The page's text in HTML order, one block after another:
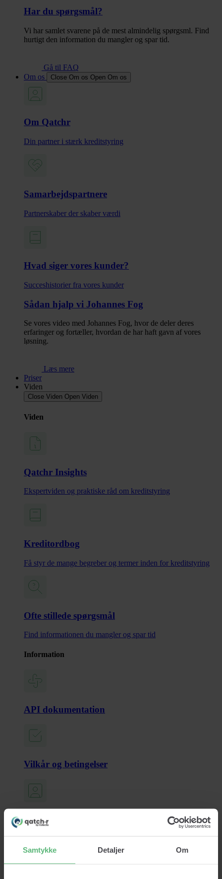
Samtykke Detaljer Om
Har du spørgsmål?
Vi har samlet svarene på de mest almindelig spørgsml. Find
hurtigt den information du mangler og spar tid.
Gå til FAQ
Om os
Close Om os Open Om os
Om Qatchr
Din partner i stærk kreditstyring
Samarbejdspartnere
Partnerskaber der skaber værdi
Hvad siger vores kunder?
Succes­historier fra vores kunder
Sådan hjalp vi Johannes Fog
Se vores video med Johannes Fog, hvor de deler deres
erfaringer og fortæller, hvordan de har haft gavn af vores
løsning.
Læs mere
Priser
Viden
Close Viden Open Viden
Viden
Qatchr Insights
Ekspertviden og praktiske råd om kreditstyring
Kreditordbog
Få styr de mange begreber og termer inden for kreditstyring
Ofte stillede spørgsmål
Find informationen du mangler og spar tid
Information
API dokumentation
Vilkår og betingelser
Persondatapoltik